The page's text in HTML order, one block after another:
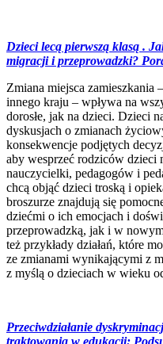
Dzieci lecą pierwszą klasą .
migracji i przeprowadzki?
Zmiana miejsca zamieszkania
innego kraju – wpływa na
dorosłe, jak na dzieci. Dzieci
dyskusjach o zmianach
konsekwencje podjętych
aby wesprzeć rodziców dzieci
nauczycielki, pedagogów i
chcą objąć dzieci troską i
broszurze znajdują się
dziećmi o ich emocjach i
przeprowadzką, jak i w
też przykłady działań, które
ze zmianami wynikającymi z
z myślą o dzieciach w wieku
Przeciwdziałanie
traktowania w edukacji: